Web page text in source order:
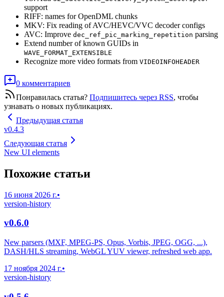
support
RIFF: names for OpenDML chunks
MKV: Fix reading of AVC/HEVC/VVC decoder configs
AVC: Improve dec_ref_pic_marking_repetition parsing
Extend number of known GUIDs in
WAVE_FORMAT_EXTENSIBLE
Recognize more video formats from VIDEOINFOHEADER
0 комментариев
Понравилась статья? Подпишитесь через RSS, чтобы
узнавать о новых публикациях.
Предыдущая статья
v0.4.3
Следующая статья
New UI elements
Похожие статьи
16 июня 2026 г.•
version-history
v0.6.0
New parsers (MXF, MPEG-PS, Opus, Vorbis, JPEG, OGG, ...),
DASH/HLS streaming, WebGL YUV viewer, refreshed web app.
17 ноября 2024 г.•
version-history